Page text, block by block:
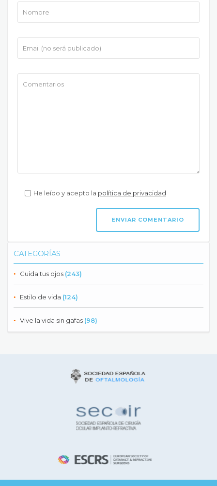
He leído y acepto la política de privacidad
CATEGORÍAS
Cuida tus ojos (243)
Estilo de vida (124)
Vive la vida sin gafas (98)